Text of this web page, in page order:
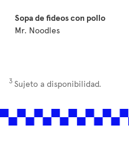
Sopa de fideos con pollo
Mr. Noodles
3 Sujeto a disponibilidad.